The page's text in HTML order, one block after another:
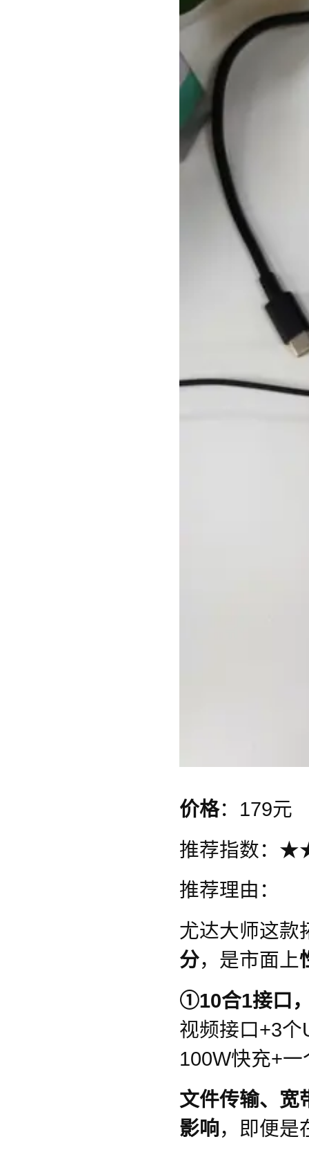
价格：179元
推荐指数
推荐理由：
尤达大师这款
分，是市面上
①10合1接口
视频接口+3
100W快充+
文件传输、宽
影响，即便是